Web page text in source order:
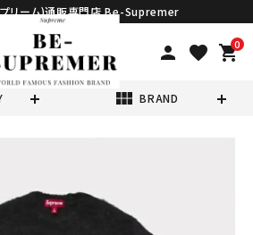
リーム)通販専門店 Be-Supremer
person favorite 0
shopping_cart
view_module BRAND